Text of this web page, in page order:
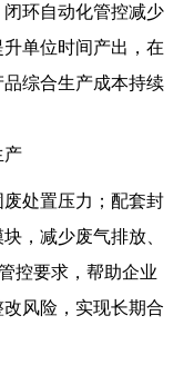
环自动化管控减少
单位时间产出，在
综合生产成本持续
产
处置压力；配套封
，减少废气排放、
控要求，帮助企业
风险，实现长期合